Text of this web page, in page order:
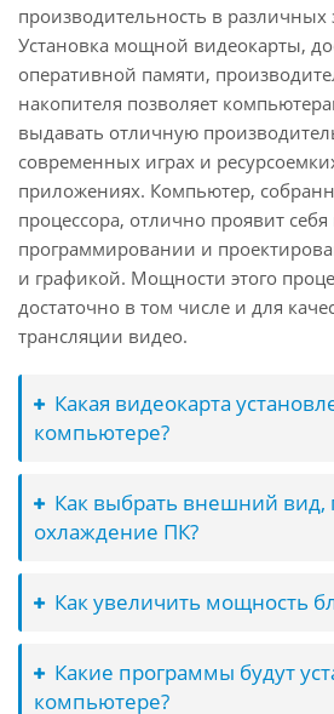
производительность в различных
Установка мощной видеокарты,
оперативной памяти,
накопителя позволяет
выдавать отличную
современных играх и
приложениях. Компьютер,
процессора, отлично проявит себя
программировании и
и графикой. Мощности этого
достаточно в том числе и для
трансляции видео.
Какая видеокарта
компьютере?
Как выбрать внешний вид,
охлаждение ПК?
Как увеличить мощность
Какие программы будут
компьютере?